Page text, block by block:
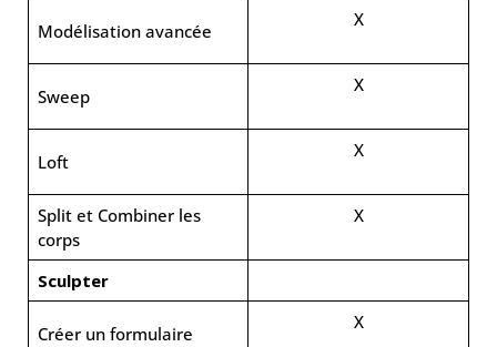
Modélisation avancée
X
Sweep
X
Loft
X
Split et Combiner les
corps
X
Sculpter
Créer un formulaire
X